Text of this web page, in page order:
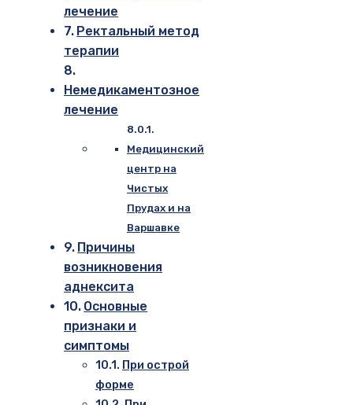
лечение
Ректальный метод
терапии
Немедикаментозное
лечение
Медицинский
центр на
Чистых
Прудах и на
Варшавке
Причины
возникновения
аднексита
Основные
признаки и
симптомы
При острой
форме